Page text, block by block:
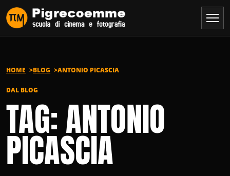
Vai al contenuto
HOME BLOG ANTONIO PICASCIA
DAL BLOG
TAG: ANTONIO
PICASCIA